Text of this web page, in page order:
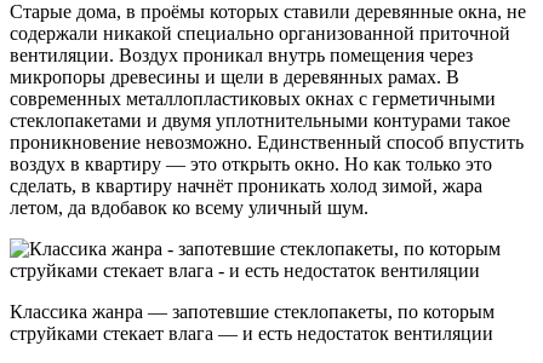
Старые дома, в проёмы которых ставили деревянные окна, не
содержали никакой специально организованной приточной
вентиляции. Воздух проникал внутрь помещения через
микропоры древесины и щели в деревянных рамах. В
современных металлопластиковых окнах с герметичными
стеклопакетами и двумя уплотнительными контурами такое
проникновение невозможно. Единственный способ впустить
воздух в квартиру — это открыть окно. Но как только это
сделать, в квартиру начнёт проникать холод зимой, жара
летом, да вдобавок ко всему уличный шум.
Классика жанра — запотевшие стеклопакеты, по которым
струйками стекает влага — и есть недостаток вентиляции